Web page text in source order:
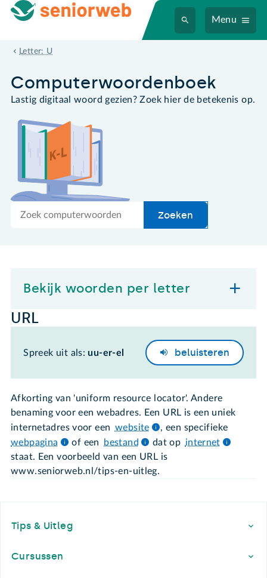
Menu
Letter: U
URL
Computer­woordenboek
Lastig digitaal woord gezien? Zoek hier de betekenis op.
Zoek
Zoeken
Bekijk woorden per letter
URL
Spreek uit als:uu-er-el beluisteren
Afkorting van 'uniform resource locator'. Andere
benaming voor een webadres. Een URL is een uniek
internetadres voor een website
, een specifieke
webpagina
of een bestand dat op internet
staat. Een voorbeeld van een URL is
www.seniorweb.nl/tips-en-uitleg.
Tips & Uitleg
Cursussen